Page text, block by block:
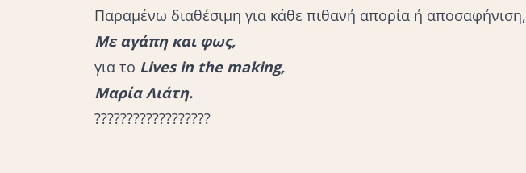
Παραμένω διαθέσιμη για κάθε πιθανή απορία ή αποσαφήνιση,
Με αγάπη και φως,
για το Lives in the making,
Μαρία Λιάτη.
??????????????????